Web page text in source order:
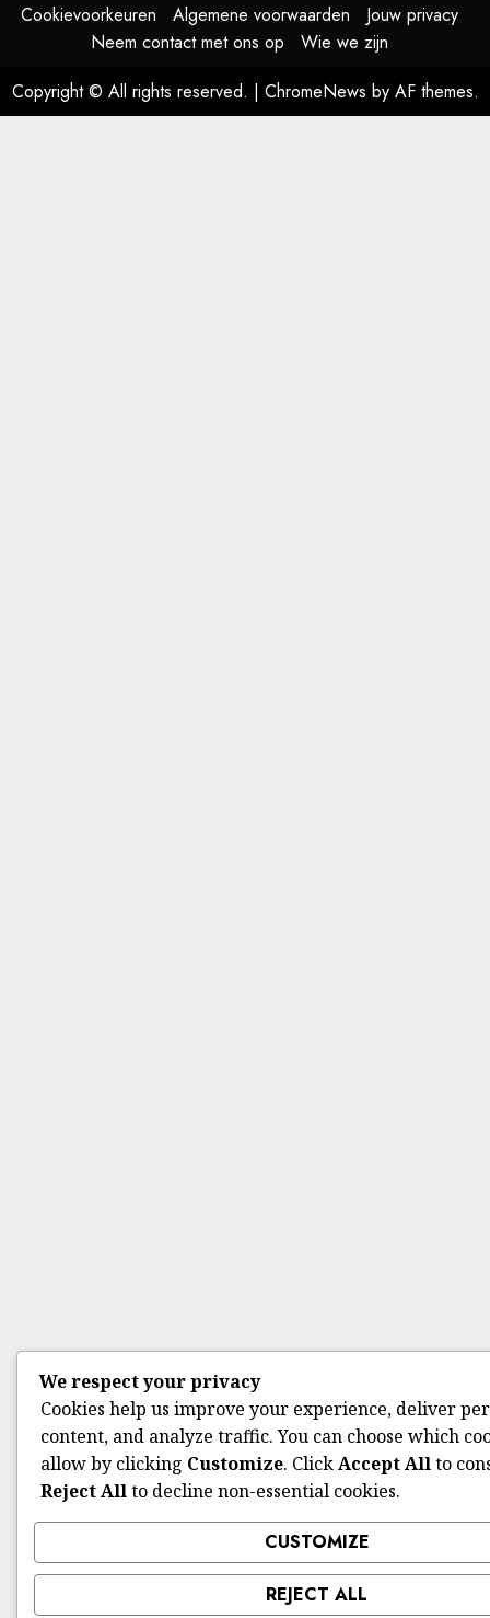
Cookievoorkeuren Algemene voorwaarden
Jouw privacy
Neem contact met ons op
Wie we zijn
Copyright © All rights reserved. | ChromeNews by AF themes.
We respect your privacy
Cookies help us improve your experience, deliver
content, and analyze traffic. You can choose which
allow by clicking Customize. ClickAccept Allto
Reject Allto decline non-essential cookies.
CUSTOMIZE
REJECT ALL